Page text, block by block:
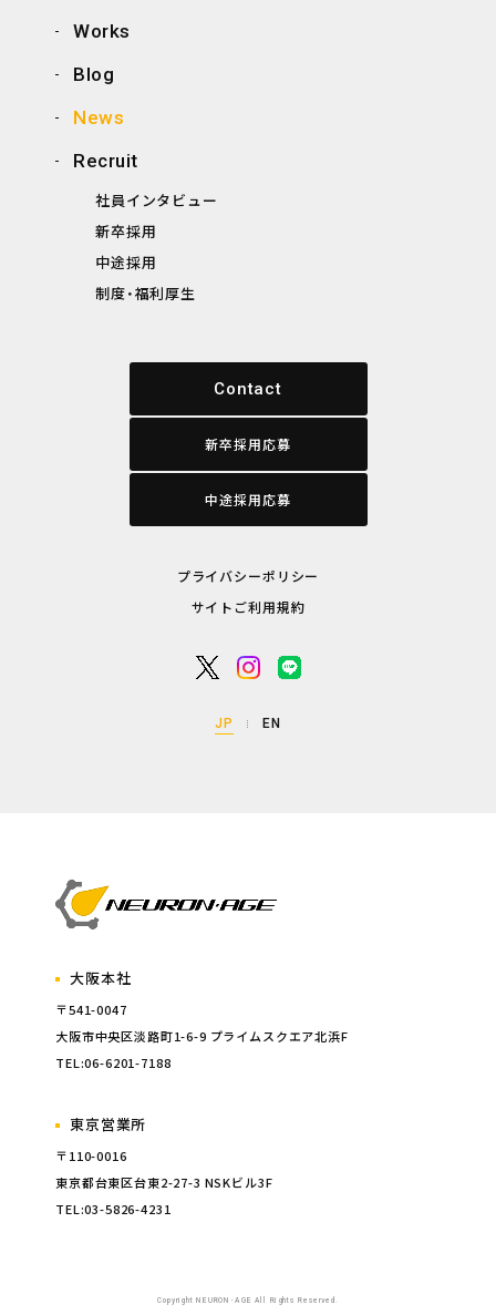
Works
Blog
News
Recruit
社員インタビュー
新卒採用
中途採用
制度・福利厚生
Contact
新卒採用応募
中途採用応募
プライバシーポリシー
サイトご利用規約
JP EN
大阪本社
〒541-0047
大阪市中央区淡路町1-6-9 プライムスクエア北浜F
TEL:06-6201-7188
東京営業所
〒110-0016
東京都台東区台東2-27-3 NSKビル3F
TEL:03-5826-4231
Copyright NEURON･AGE All Rights Reserved.